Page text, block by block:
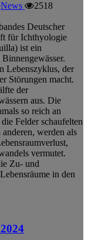
News
2518
Deutscher
für Ichthyologie
ist ein
Lebenszyklus, der
Störungen macht.
der
aus. Die
so reich an
Felder schaufelten
werden als
vermutet.
Zu- und
in den